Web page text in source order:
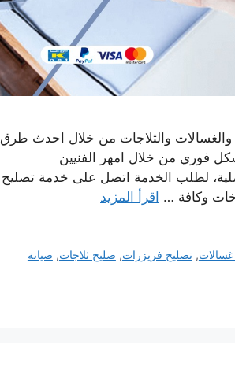
والغسالات والثلاجات من خلال احدث طرق
فوري من خلال امهر الفنيين
لطلب الخدمة اتصل على خدمة تصليح
وكافة … اقرأ المزيد
,تصليح فريزرات, صليح ثلاجات, صيانة